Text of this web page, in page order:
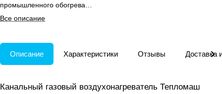
промышленного обогрева
складов и ангаров.
Все описание
Описание Характеристики Отзывы Доставка
Канальный газовый воздухонагреватель Тепломаш